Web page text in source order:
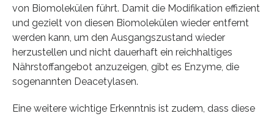
von Biomolekülen führt. Damit die Modifikation effizient
und gezielt von diesen Biomolekülen wieder entfernt
werden kann, um den Ausgangszustand wieder
herzustellen und nicht dauerhaft ein reichhaltiges
Nährstoffangebot anzuzeigen, gibt es Enzyme, die
sogenannten Deacetylasen.
Eine weitere wichtige Erkenntnis ist zudem, dass diese